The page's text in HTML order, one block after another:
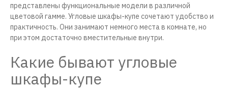
представлены функциональные модели в различной
цветовой гамме. Угловые шкафы-купе сочетают удобство и
практичность. Они занимают немного места в комнате, но
при этом достаточно вместительные внутри.
Какие бывают угловые
шкафы-купе